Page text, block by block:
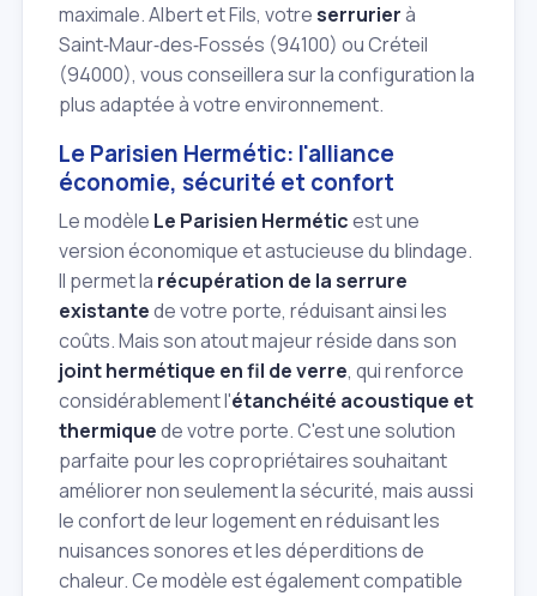
maximale. Albert et Fils, votreserrurierà
Saint‑Maur‑des‑Fossés (94100) ou Créteil
(94000), vous conseillera sur la configuration la
plus adaptée à votre environnement.
Le Parisien Hermétic: l'alliance
économie, sécurité et confort
Le modèle Le Parisien Herméticest une
version économique et astucieuse du blindage.
Il permet la récupération de la serrure
existantede votre porte, réduisant ainsi les
coûts. Mais son atout majeur réside dans son
joint hermétique en fil de verre, qui renforce
considérablement l'étanchéité acoustique et
thermiquede votre porte. C'est une solution
parfaite pour les copropriétaires souhaitant
améliorer non seulement la sécurité, mais aussi
le confort de leur logement en réduisant les
nuisances sonores et les déperditions de
chaleur. Ce modèle est également compatible